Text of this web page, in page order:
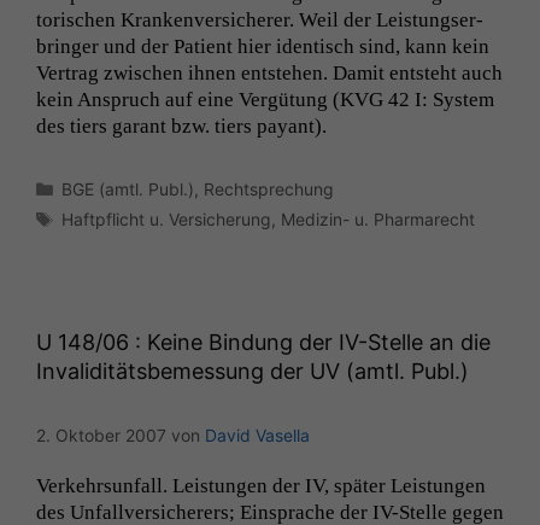
torischen Kranken­ver­sicher­er. Weil der Leis­tungser­
bringer und der Patient hier iden­tisch sind, kann kein
Ver­trag zwis­chen ihnen entste­hen. Damit entste­ht auch
kein Anspruch auf eine Vergü­tung (KVG 42 I: Sys­tem
des tiers garant bzw. tiers payant).
Kategorien
BGE (amtl. Publ.) Rechtsprechung
Schlagwörter
Haftpflicht u. Versicherung Medizin- u. Pharmarecht
U 148/06 : Keine Bindung der IV-Stelle an die
Invaliditätsbemessung der UV (amtl. Publ.)
2. Oktober 2007 von David Vasella
Verkehrsun­fall. Leis­tun­gen der IV, später Leis­tun­gen
des Unfal­lver­sicher­ers; Ein­sprache der IV-Stelle gegen